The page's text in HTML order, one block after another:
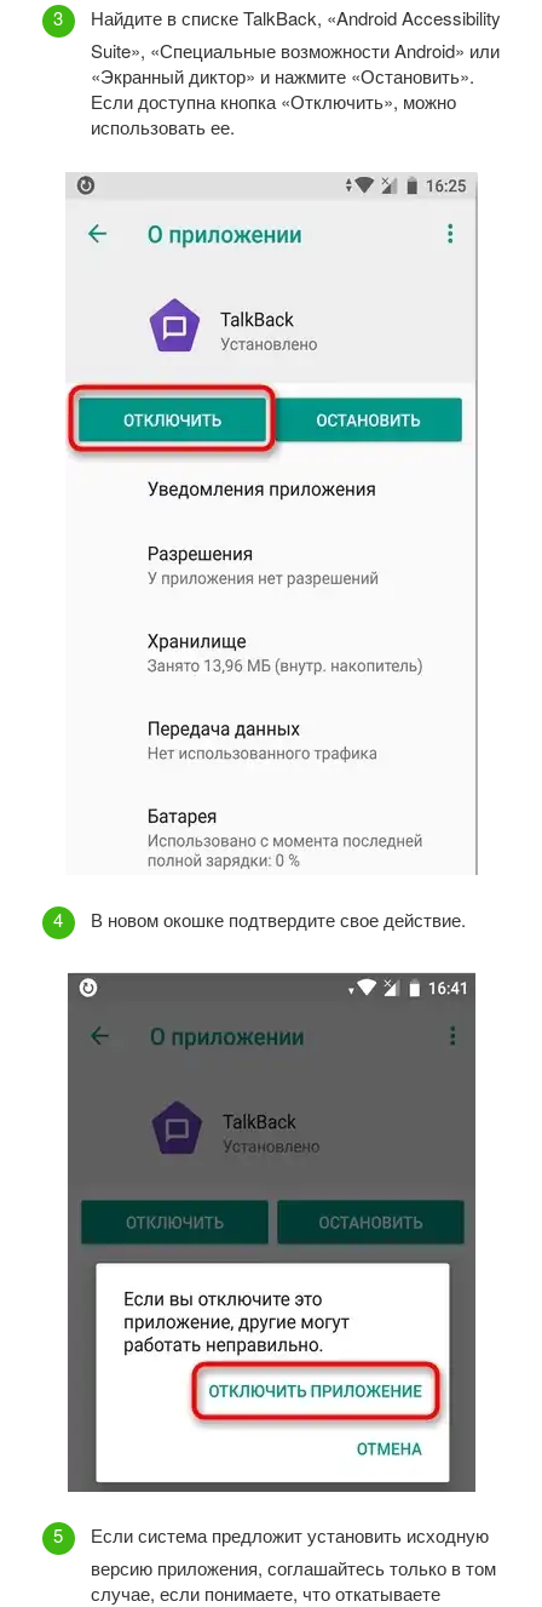
Найдите в списке TalkBack, «Android Accessibility
Suite», «Специальные возможности Android» или
«Экранный диктор» и нажмите «Остановить».
Если доступна кнопка «Отключить», можно
использовать ее.
В новом окошке подтвердите свое действие.
Если система предложит установить исходную
версию приложения, соглашайтесь только в том
случае, если понимаете, что откатываете